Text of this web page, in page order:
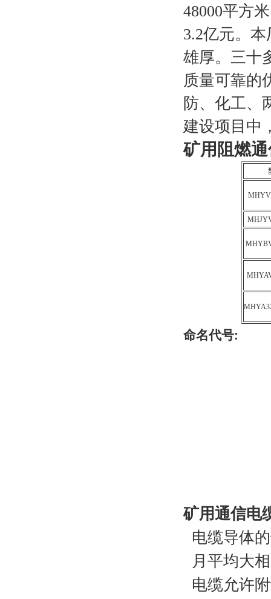
48000平方
3.2亿元。本
雄厚。三十
质量可靠的
防、化工、
建设项目中
矿用阻燃
MHYV
命名代号:
矿用通信电
电缆导体
月平均大
电缆允许